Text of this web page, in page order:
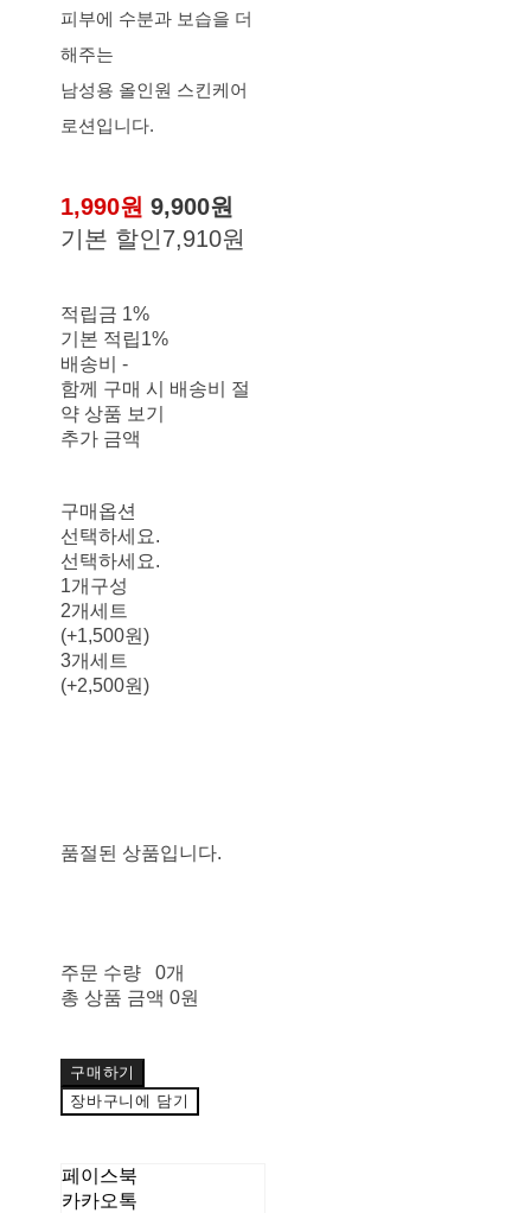
피부에 수분과 보습을 더
해주는
남성용 올인원 스킨케어
로션입니다.
1,990원9,900원
기본 할인7,910원
적립금 1%
기본 적립1%
배송비-
함께 구매 시 배송비 절
약 상품 보기
추가 금액
구매옵션
선택하세요.
선택하세요.
1개구성
2개세트
(+1,500원)
3개세트
(+2,500원)
품절된 상품입니다.
주문 수량
0개
총 상품 금액 0원
구매하기
장바구니에 담기
페이스북
카카오톡